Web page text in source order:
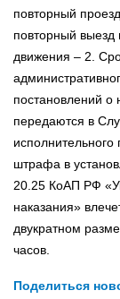
повторный
повторный выезд
движения – 2.
постановлений о
передаются в
исполнительного
штрафа в
20.25 КоАП РФ
наказания»
двукратном
часов.
Поделиться